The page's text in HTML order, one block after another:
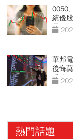
0050
績優
暴漲
華邦
後悔
重分
熱門話題